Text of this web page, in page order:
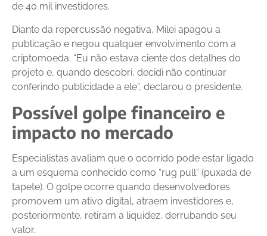
de 40 mil investidores.
Diante da repercussão negativa, Milei apagou a
publicação e negou qualquer envolvimento com a
criptomoeda. “Eu não estava ciente dos detalhes do
projeto e, quando descobri, decidi não continuar
conferindo publicidade a ele”, declarou o presidente.
Possível golpe financeiro e
impacto no mercado
Especialistas avaliam que o ocorrido pode estar ligado
a um esquema conhecido como “rug pull” (puxada de
tapete). O golpe ocorre quando desenvolvedores
promovem um ativo digital, atraem investidores e,
posteriormente, retiram a liquidez, derrubando seu
valor.